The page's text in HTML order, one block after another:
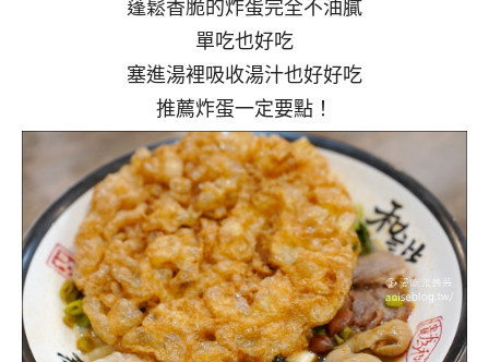
蓬鬆香脆的炸蛋完全不油膩
單吃也好吃
塞進湯裡吸收湯汁也好好吃
推薦炸蛋一定要點！